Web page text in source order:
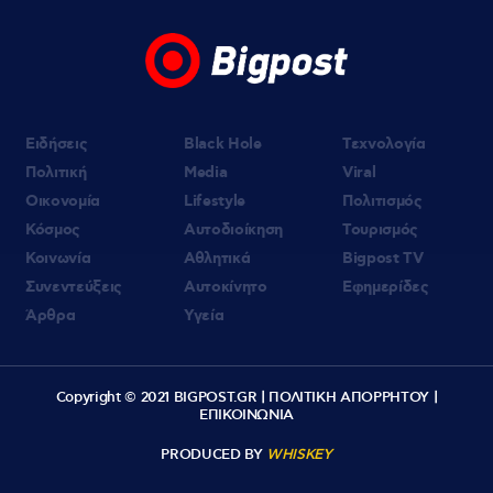
του MEGA
Ειδήσεις
Πολιτική
Οικονομία
Κόσμος
Κοινωνία
Συνεντεύξεις
Άρθρα
Black Hole
Media
Lifestyle
Αυτοδιοίκηση
Αθλητικά
Αυτοκίνητο
Υγεία
Τεχνολογία
Viral
Πολιτισμός
Τουρισμός
Bigpost TV
Εφημερίδες
Copyright © 2021 BIGPOST.GR | ΠΟΛΙΤΙΚΗ ΑΠΟΡΡΗΤΟΥ|
ΕΠΙΚΟΙΝΩΝΙΑ
PRODUCED BY WHISKEY